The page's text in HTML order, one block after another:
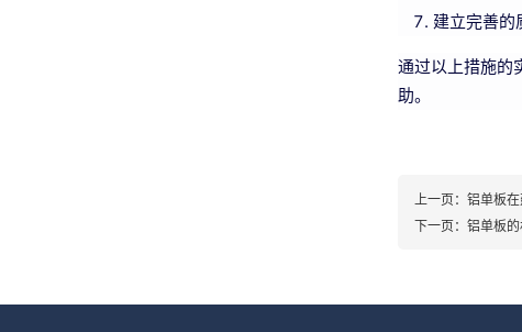
建立完善的
通过以上措施的
助。
上一页： 铝单板
下一页： 铝单板